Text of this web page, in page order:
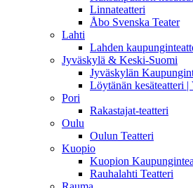
Linnateatteri
Åbo Svenska Teater
Lahti
Lahden
Jyväskylä & Keski-Suomi
Jyväskylän
Löytänän kesäteatteri |
Pori
Rakastajat-teatteri
Oulu
Oulun Teatteri
Kuopio
Kuopion
Rauhalahti Teatteri